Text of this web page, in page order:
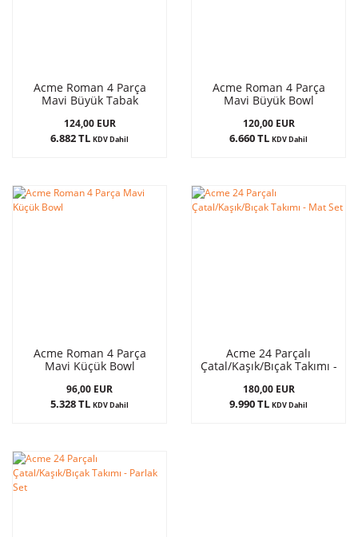
Acme Roman 4 Parça
Mavi Büyük Tabak
124,00 EUR
6.882 TL KDV Dahil
Acme Roman 4 Parça
Mavi Büyük Bowl
120,00 EUR
6.660 TL KDV Dahil
Acme Roman 4 Parça
Mavi Küçük Bowl
96,00 EUR
5.328 TL KDV Dahil
Acme 24 Parçalı
Çatal/Kaşık/Bıçak Takımı -
180,00 EUR
9.990 TL KDV Dahil